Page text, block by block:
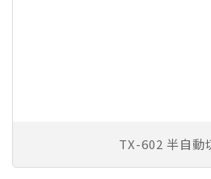
TX-602 半自動